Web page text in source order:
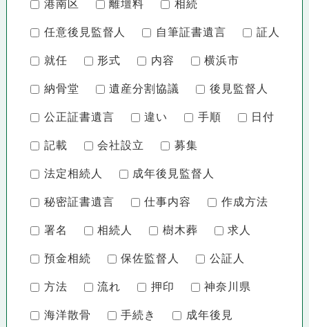
港南区 離壇料 相続
任意後見監督人 自筆証書遺言 証人
就任 形式 内容 横浜市
納骨堂 遺産分割協議 後見監督人
公正証書遺言 違い 手順 日付
記載 会社設立 募集
法定相続人 成年後見監督人
秘密証書遺言 仕事内容 作成方法
署名 相続人 樹木葬 求人
預金相続 保佐監督人 公証人
方法 流れ 押印 神奈川県
海洋散骨 手続き 成年後見